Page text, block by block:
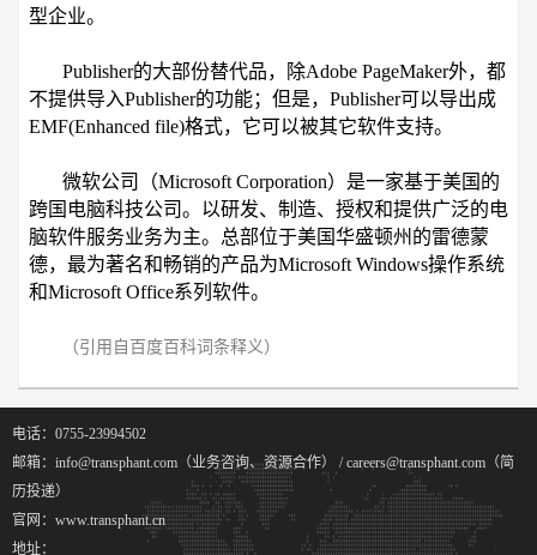
型企业。
Publisher的大部份替代品，除Adobe PageMaker外，都
不提供导入Publisher的功能；但是，Publisher可以导出成
EMF(Enhanced file)格式，它可以被其它软件支持。
微软公司（Microsoft Corporation）是一家基于美国的
跨国电脑科技公司。以研发、制造、授权和提供广泛的电
脑软件服务业务为主。总部位于美国华盛顿州的雷德蒙
德，最为著名和畅销的产品为Microsoft Windows操作系统
和Microsoft Office系列软件。
（引用自百度百科词条释义）
电话：0755-23994502
邮箱：info@transphant.com（业务咨询、资源合作） / careers@transphant.com（简
历投递）
官网：www.transphant.cn
地址：